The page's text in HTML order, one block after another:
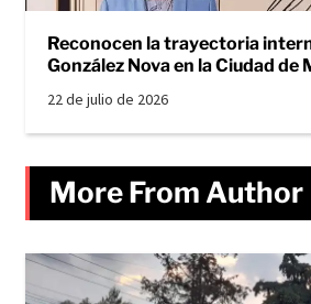
Reconocen la trayectoria
González Nova en la Ciudad de
22 de julio de 2026
More From Author